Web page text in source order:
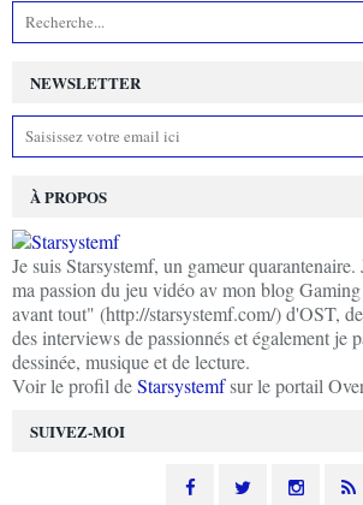
NEWSLETTER
SUIVEZ-MOI
À PROPOS
Je suis Starsystemf, un gameur quarantenaire.
ma passion du jeu vidéo av mon blog
avant tout" (http://starsystemf.com/) d'OST,
des interviews de passionnés et également je
dessinée, musique et de lecture.
Voir le profil deStarsystemfsur le portail